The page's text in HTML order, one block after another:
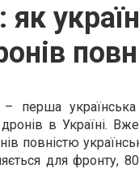
як
– перша
в Україні.
повністю
для фронту,